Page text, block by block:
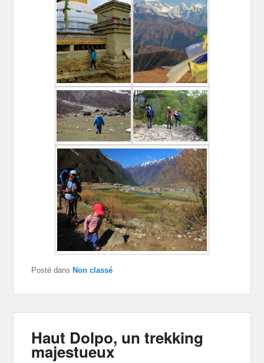
Posté dans Non classé
Haut Dolpo, un trekking
majestueux